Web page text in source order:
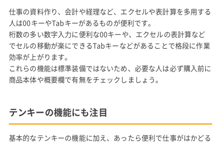
仕事の資料作り、会計や経理など、エクセルや表計算を多用する
人は00キーやTabキーがあるものが便利です。
桁数の多い数字入力に便利な00キーや、エクセルの表計算など
でセルの移動が楽にできるTabキーなどがあることで格段に作業
効率が上がります。
これらの機能は標準装備ではないため、必要な人は必ず購入前に
商品本体や概要欄で有無をチェックしましょう。
テンキーの機能にも注目
基本的なテンキーの機能に加え、あったら便利で仕事がはかどる